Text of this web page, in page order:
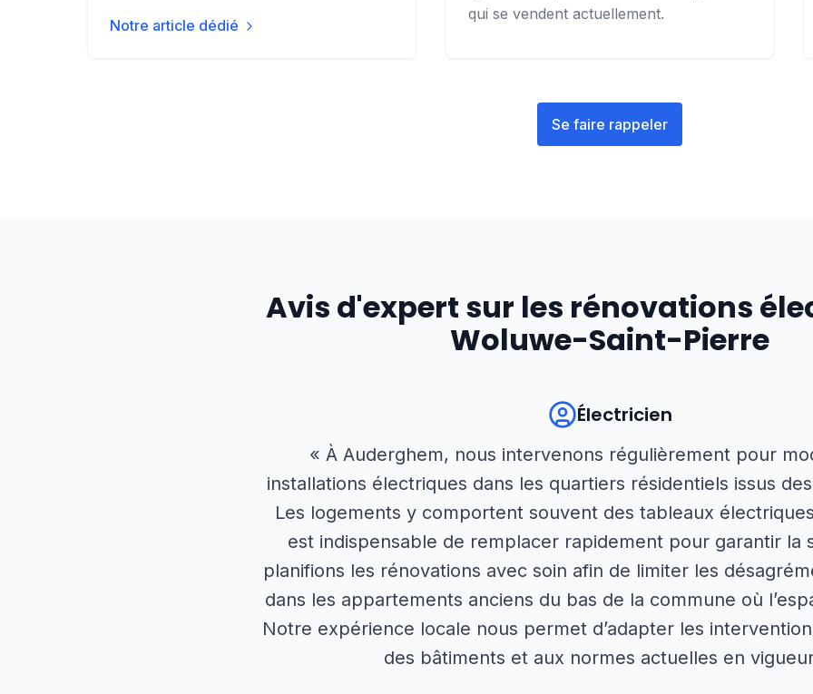
Notre article dédié
qui se vendent actuellement.
Se faire rappeler
Avis d'expert sur les rénovations
Woluwe-Saint-Pierre
Électricien
« À Auderghem, nous intervenons régulièrement pour
installations électriques dans les quartiers résidentiels issus
Les logements y comportent souvent des tableaux
est indispensable de remplacer rapidement pour garantir la
planifions les rénovations avec soin afin de limiter les
dans les appartements anciens du bas de la commune où
Notre expérience locale nous permet d’adapter les
des bâtiments et aux normes actuelles en